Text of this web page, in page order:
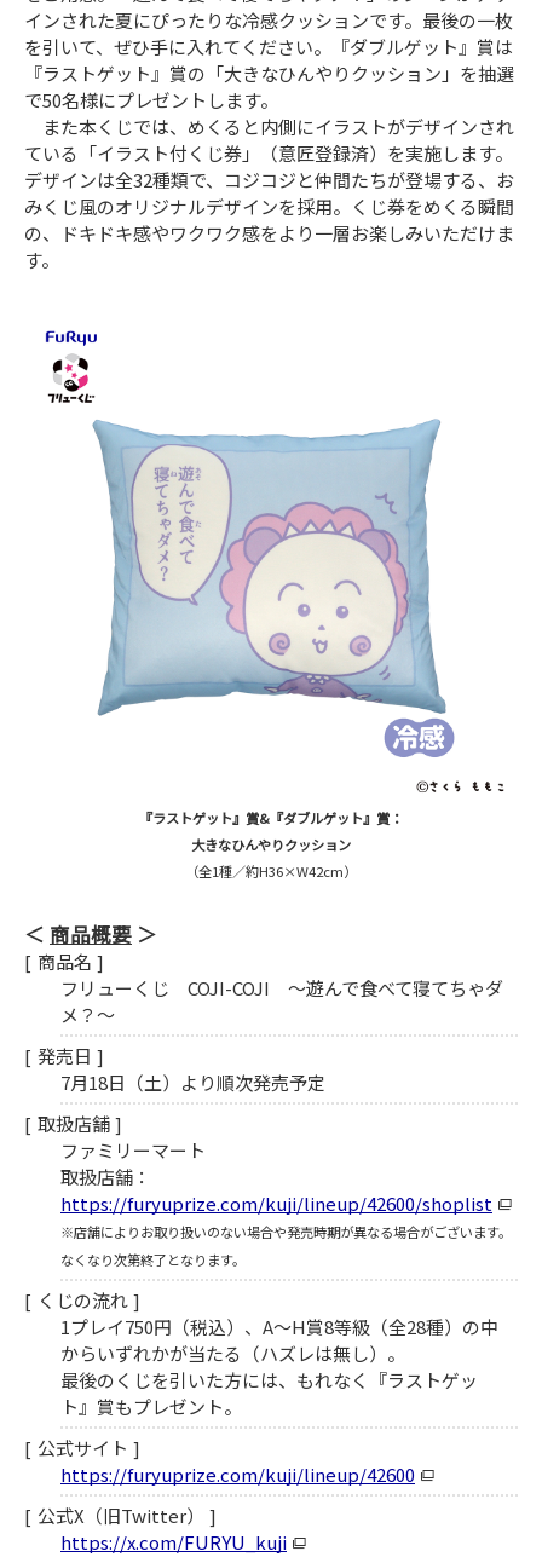
インされた夏にぴったりな冷感クッションです。最後の一枚
を引いて、ぜひ手に入れてください。『ダブルゲット』賞は
『ラストゲット』賞の「大きなひんやりクッション」を抽選
で50名様にプレゼントします。
また本くじでは、めくると内側にイラストがデザインされ
ている「イラスト付くじ券」（意匠登録済）を実施します。
デザインは全32種類で、コジコジと仲間たちが登場する、お
みくじ風のオリジナルデザインを採用。くじ券をめくる瞬間
の、ドキドキ感やワクワク感をより一層お楽しみいただけま
す。
『ラストゲット』賞&『ダブルゲット』賞：
大きなひんやりクッション
（全1種／約H36×W42cm）
商品概要
商品名
フリューくじ COJI-COJI 〜遊んで食べて寝てちゃダ
メ？〜
発売日
7月18日（土）より順次発売予定
取扱店舗
ファミリーマート
取扱店舗：
https://furyuprize.com/kuji/lineup/42600/shoplist
※店舗によりお取り扱いのない場合や発売時期が異なる場合がございます。
なくなり次第終了となります。
くじの流れ
1プレイ750円（税込）、A～H賞8等級（全28種）の中
からいずれかが当たる（ハズレは無し）。
最後のくじを引いた方には、もれなく『ラストゲッ
ト』賞もプレゼント。
公式サイト
https://furyuprize.com/kuji/lineup/42600
公式X（旧Twitter）
https://x.com/FURYU_kuji